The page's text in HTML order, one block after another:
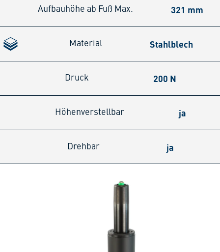
Aufbauhöhe ab Fuß Max. 321 mm
Material Stahlblech
Druck 200 N
Höhenverstellbar ja
Drehbar ja